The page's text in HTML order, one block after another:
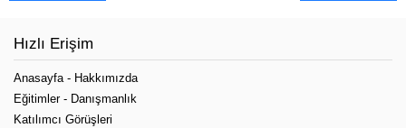
Hızlı Erişim
Anasayfa- Hakkımızda
Eğitimler- Danışmanlık
Katılımcı Görüşleri